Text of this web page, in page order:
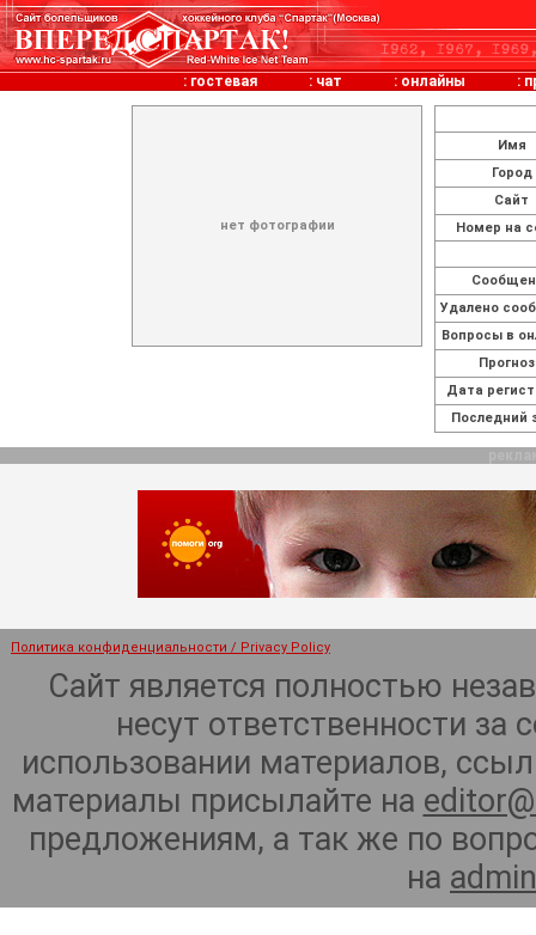
: гостевая : чат : онлайны :
нет фотографии
Имя
Город
Сайт
Номер на
Удалено
Вопросы в
Дата
Последний
Политика конфиденциальности / Privacy Policy
Сайт является полностью
несут ответственности
использовании материалов,
материалы присылайте на
предложениям, а так же по
на